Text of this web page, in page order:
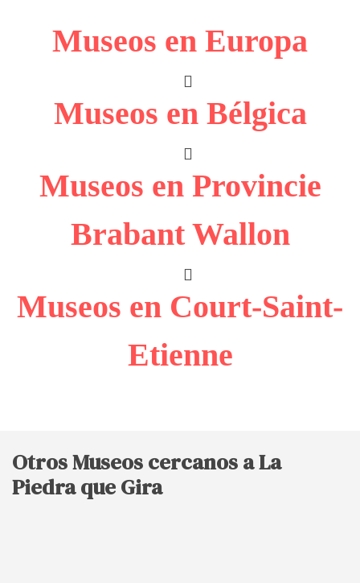
Museos en Europa
Museos en Bélgica
Museos en Provincie
Brabant Wallon
Museos en Court-Saint-
Etienne
Otros Museos cercanos a La
Piedra que Gira